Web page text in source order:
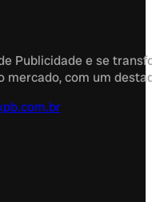
Publicidade e se
com um